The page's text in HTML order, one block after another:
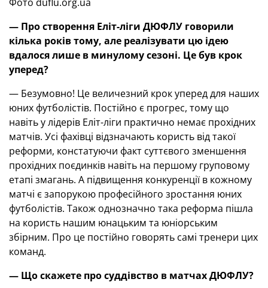
— Про створення Еліт-ліги ДЮФЛУ говорили
кілька років тому, але реалізувати цю ідею
вдалося лише в минулому сезоні. Це був крок
уперед?
— Безумовно! Це величезний крок уперед для наших
юних футболістів. Постійно є прогрес, тому що
навіть у лідерів Еліт-ліги практично немає прохідних
матчів. Усі фахівці відзначають користь від такої
реформи, констатуючи факт суттєвого зменшення
прохідних поєдинків навіть на першому груповому
етапі змагань. А підвищення конкуренції в кожному
матчі є запорукою професійного зростання юних
футболістів. Також однозначно така реформа пішла
на користь нашим юнацьким та юніорським
збірним. Про це постійно говорять самі тренери цих
команд.
— Що скажете про суддівство в матчах ДЮФЛУ?